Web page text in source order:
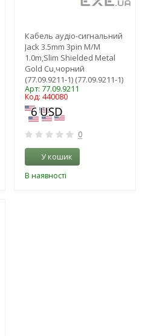
Кабель аудіо-сигнальний
Jack 3.5mm 3pin M/M
1.0m,Slim Shielded Metal
Gold Cu,чорний
(77.09.9211-1) (77.09.9211-1)
Арт: 77.09.9211
Код: 440080
0
У кошик
В наявності